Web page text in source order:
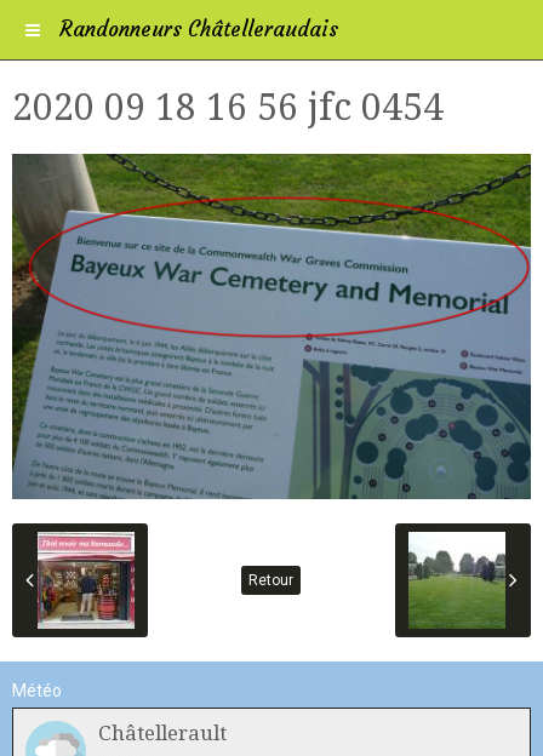
Randonneurs Châtelleraudais
2020 09 18 16 56 jfc 0454
Retour
Météo
Châtellerault